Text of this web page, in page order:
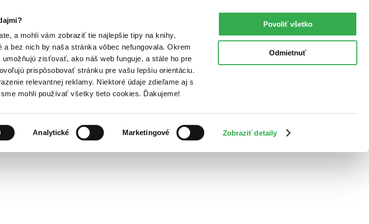
a mohli vám zobraziť tie najlepšie tipy na knihy,
bez nich by naša stránka vôbec nefungovala. Okrem
zisťovať, ako náš web funguje, a stále ho pre
prispôsobovať stránku pre vašu lepšiu orientáciu.
relevantnej reklamy. Niektoré údaje zdieľame aj s
mohli používať všetky tieto cookies. Ďakujeme!
Analytické Marketingové Zobraziť detaily
Povoliť všetko
Odmietnuť